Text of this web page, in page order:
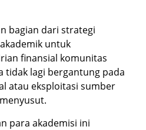
bagian dari strategi
untuk
finansial komunitas
tidak lagi bergantung pada
atau eksploitasi sumber
para akademisi ini